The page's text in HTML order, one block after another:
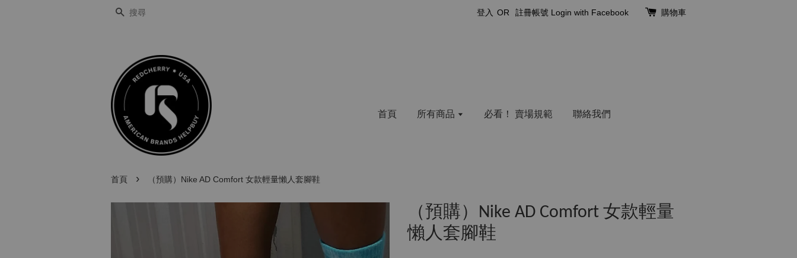
搜尋 登入 OR 註冊帳號 Login with Facebook 購物車
首頁 所有商品 必看！ 賣場規範 聯絡我們
首頁 › （預購）Nike AD Comfort 女款輕量懶人套腳鞋
（預購）Nike AD Comfort 女款輕量
懶人套腳鞋